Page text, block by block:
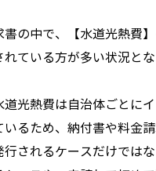
の中で、【水道光熱費
ている方が多い状況とな
道光熱費は自治体ごとに
いるため、納付書や料金
されるケースだけでは